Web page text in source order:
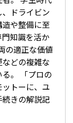
ドライビン
や整備に至
知識を活か
の適正な価値
どの複雑な
。 「プロの
トーに、ユ
きの解説記